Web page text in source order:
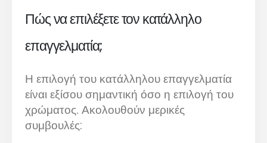
Πώς να επιλέξετε τον κατάλληλο
επαγγελματία;
Η επιλογή του κατάλληλου επαγγελματία
είναι εξίσου σημαντική όσο η επιλογή του
χρώματος. Ακολουθούν μερικές
συμβουλές: